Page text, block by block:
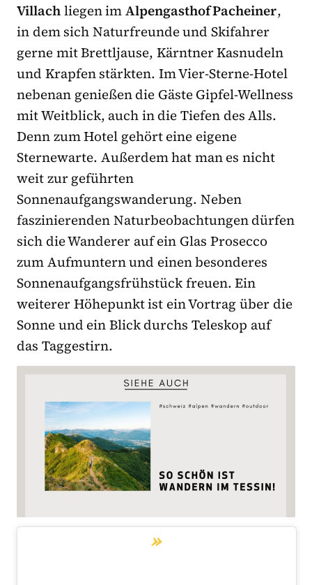
Villachliegen imAlpengasthof Pacheiner,
in dem sich Naturfreunde und Skifahrer
gerne mit Brettljause, Kärntner Kasnudeln
und Krapfen stärkten. Im Vier-Sterne-Hotel
nebenan genießen die Gäste Gipfel-Wellness
mit Weitblick, auch in die Tiefen des Alls.
Denn zum Hotel gehört eine eigene
Sternewarte. Außerdem hat man es nicht
weit zur geführten
Sonnenaufgangswanderung. Neben
faszinierenden Naturbeobachtungen dürfen
sich die Wanderer auf ein Glas Prosecco
zum Aufmuntern und einen besonderes
Sonnenaufgangsfrühstück freuen. Ein
weiterer Höhepunkt ist ein Vortrag über die
Sonne und ein Blick durchs Teleskop auf
das Taggestirn.